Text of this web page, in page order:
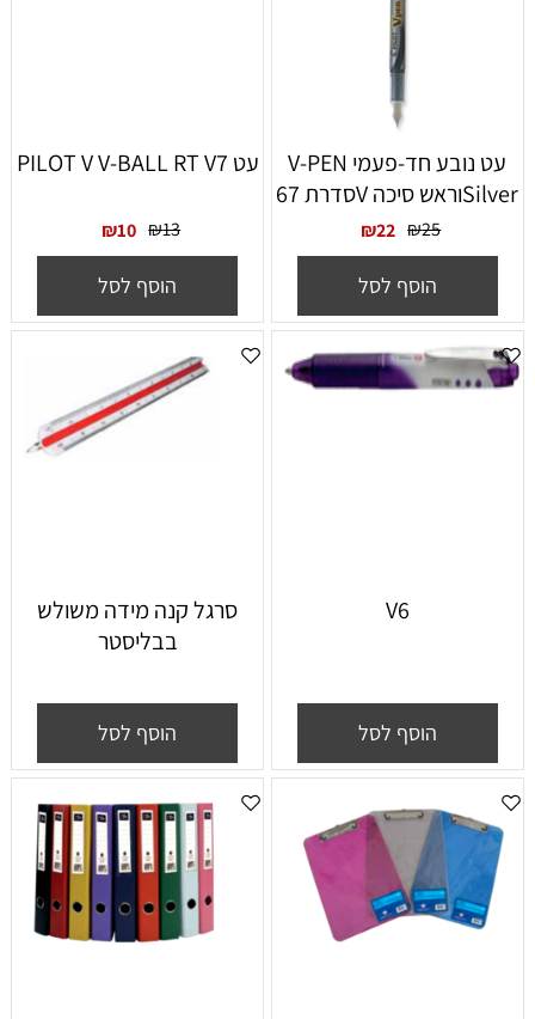
עט נובע חד-פעמי V-PEN
Silverוראש סיכה Vסדרת 67
₪25
₪22
הוסף לסל
עט PILOT V V-BALL RT V7
₪13
₪10
הוסף לסל
V6
הוסף לסל
סרגל קנה מידה משולש
בבליסטר
הוסף לסל